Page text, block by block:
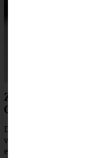
Zubereitung
Cheesecake
Den Backofen auf 175 °C
vorheizen. Eine
einfetten. Die Kekse im